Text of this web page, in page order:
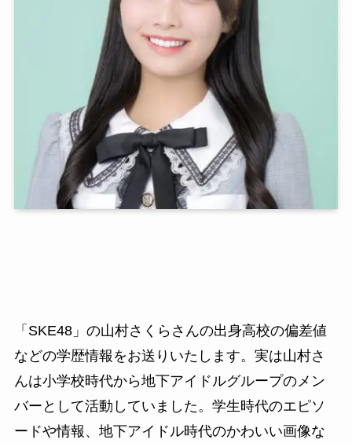
「SKE48」の山村さくらさんの出身高校の偏差値
などの学歴情報をお送りいたします。実は山村さ
んは小学校時代から地下アイドルグループのメン
バーとして活動していました。学生時代のエピソ
ードや情報、地下アイドル時代のかわいい画像な